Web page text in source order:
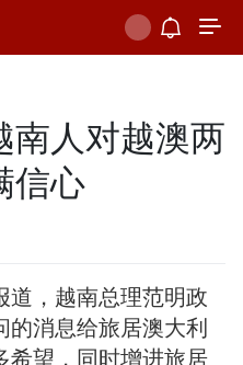
南人对越澳两
信心
道，越南总理范明政
的消息给旅居澳大利
希望，同时增进旅居